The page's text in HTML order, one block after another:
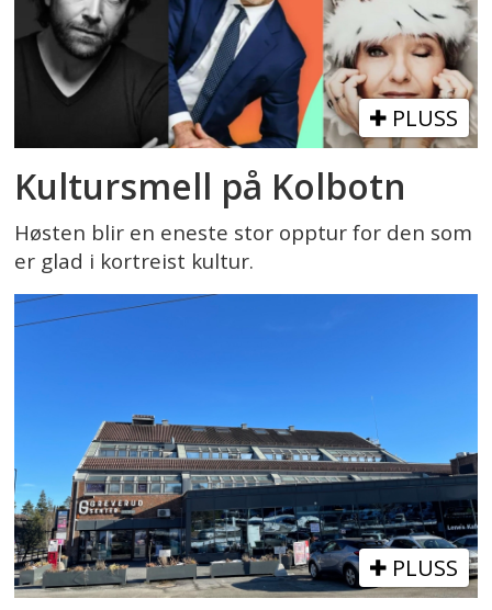
PLUSS
Kultursmell på Kolbotn
Høsten blir en eneste stor opptur for den som
er glad i kortreist kultur.
PLUSS